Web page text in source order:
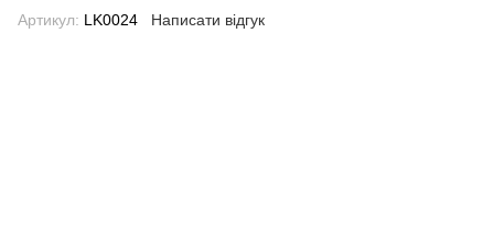
Артикул: LK0024 Написати відгук